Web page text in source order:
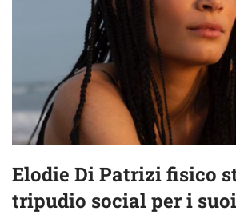
Elodie Di Patrizi fisico
tripudio social per i